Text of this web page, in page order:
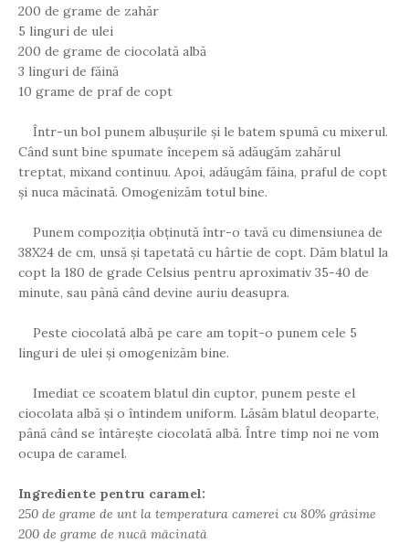
200 de grame de zahăr
5 linguri de ulei
200 de grame de ciocolată albă
3 linguri de făină
10 grame de praf de copt
Într-un bol punem albușurile și le batem spumă cu mixerul.
Când sunt bine spumate începem să adăugăm zahărul
treptat, mixand continuu. Apoi, adăugăm făina, praful de copt
și nuca măcinată. Omogenizăm totul bine.
Punem compoziția obținută într-o tavă cu dimensiunea de
38X24 de cm, unsă și tapetată cu hârtie de copt. Dăm blatul la
copt la 180 de grade Celsius pentru aproximativ 35-40 de
minute, sau până când devine auriu deasupra.
Peste ciocolată albă pe care am topit-o punem cele 5
linguri de ulei și omogenizăm bine.
Imediat ce scoatem blatul din cuptor, punem peste el
ciocolata albă și o întindem uniform. Lăsăm blatul deoparte,
până când se întărește ciocolată albă. Între timp noi ne vom
ocupa de caramel.
Ingrediente pentru caramel:
250 de grame de unt la temperatura camerei cu 80% grăsime
200 de grame de nucă măcinată